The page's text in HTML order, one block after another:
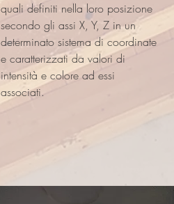
quali definiti nella loro posizione
secondo gli assi X, Y, Z in un
determinato sistema di coordinate
e caratterizzati da valori di
intensità e colore ad essi
associati.